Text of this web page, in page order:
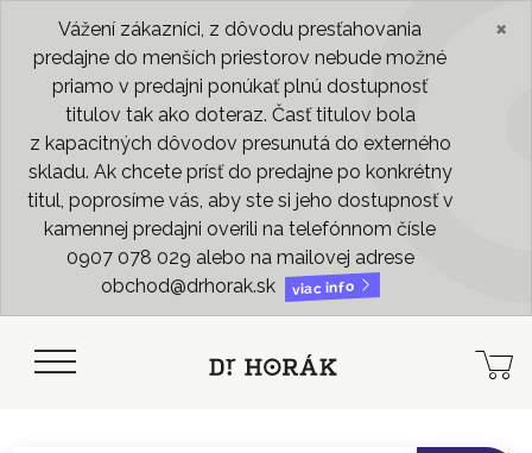
Vážení zákazníci, z dôvodu presťahovania
predajne do menších priestorov nebude možné
priamo v predajni ponúkať plnú dostupnosť
titulov tak ako doteraz. Časť titulov bola
z kapacitných dôvodov presunutá do externého
skladu. Ak chcete prísť do predajne po konkrétny
titul, poprosíme vás, aby ste si jeho dostupnosť v
kamennej predajni overili na telefónnom čísle
0907 078 029 alebo na mailovej adrese
obchod@drhorak.sk
viac info
×